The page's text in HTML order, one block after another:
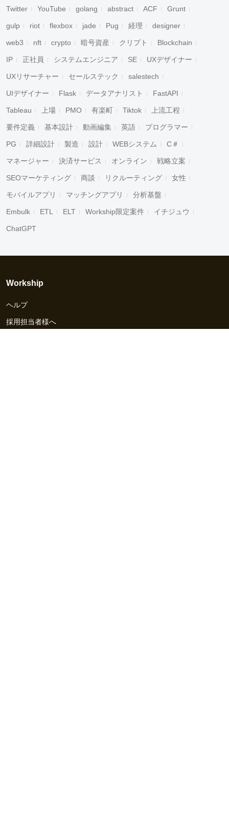
Twitter YouTube golang abstract ACF Grunt
gulp riot flexbox jade Pug 経理 designer
web3 nft crypto 暗号資産 クリプト Blockchain
IP 正社員 システムエンジニア SE UXデザイナー
UXリサーチャー セールステック salestech
UIデザイナー Flask データアナリスト FastAPI
Tableau 上場 PMO 有楽町 Tiktok 上流工程
要件定義 基本設計 動画編集 英語 プログラマー
PG 詳細設計 製造 設計 WEBシステム C＃
マネージャー 決済サービス オンライン 戦略立案
SEOマーケティング 商談 リクルーティング 女性
モバイルアプリ マッチングアプリ 分析基盤
Embulk ETL ELT Workship限定案件 イチジュウ
ChatGPT
Workship
ヘルプ
採用担当者様へ